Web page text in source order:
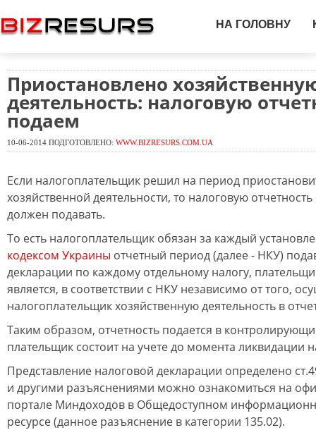
НА ГОЛОВНУ
Приостановлено
деятельность: налоговую
подаем
10-06-2014 ПОДГОТОВЛЕНО: WWW.BIZRESURS.COM.UA
Если налогоплательщик решил на период
хозяйственной деятельности, то налоговую
должен подавать.
То есть налогоплательщик обязан за каждый
кодексом Украины отчетный период (далее - НКУ)
декларации по каждому отдельному налогу,
является, в соответствии с НКУ независимо от того,
налогоплательщик хозяйственную деятельность в
Таким образом, отчетность подается в
плательщик состоит на учете до момента ликвидации
Представление налоговой декларации определено
и другими разъяснениями можно ознакомиться на
портале Миндоходов в Общедоступном
ресурсе (данное разъяснение в категории 135.02).